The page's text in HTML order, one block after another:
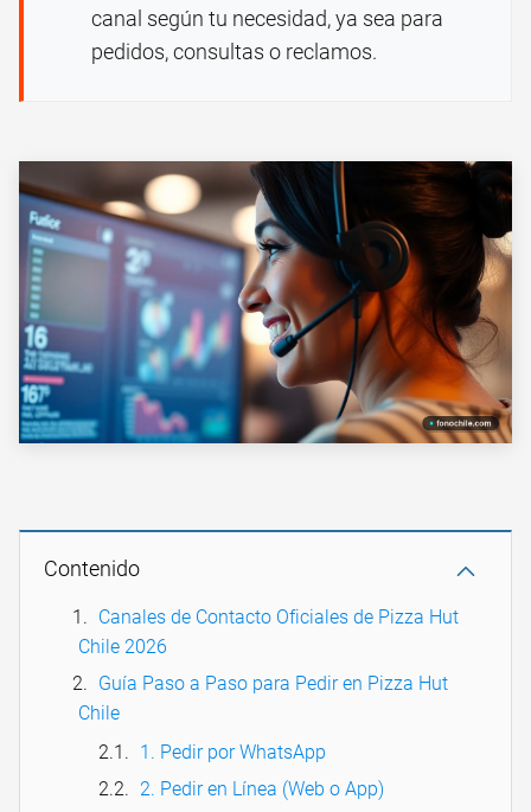
canal según tu necesidad, ya sea para
pedidos, consultas o reclamos.
Contenido
Canales de Contacto Oficiales de Pizza Hut
Chile 2026
Guía Paso a Paso para Pedir en Pizza Hut
Chile
1. Pedir por WhatsApp
2. Pedir en Línea (Web o App)